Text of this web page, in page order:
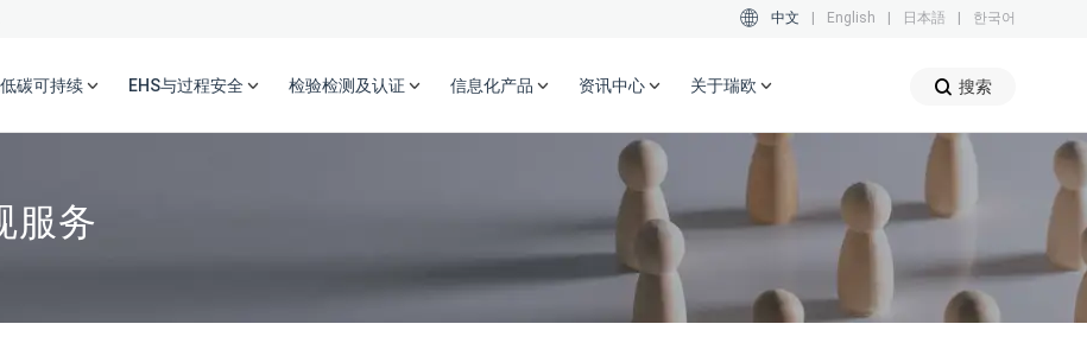
中文 English 日本語 한국어
碳可持续 EHS与过程安全 检验检测及认证 信息化产品 资讯中心 关于瑞欧 搜索
服务